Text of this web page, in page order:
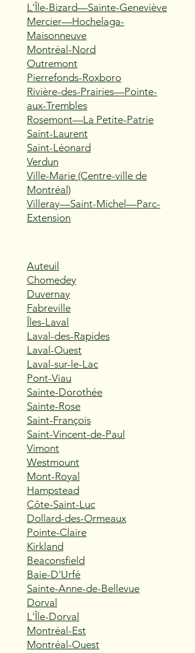
L'Île-Bizard—Sainte-Geneviève
Mercier—Hochelaga-
Maisonneuve
Montréal-Nord
Outremont
Pierrefonds-Roxboro
Rivière-des-Prairies—Pointe-
aux-Trembles
Rosemont—La Petite-Patrie
Saint-Laurent
Saint-Léonard
Verdun
Ville-Marie (Centre-ville de
Montréal)
Villeray—Saint-Michel—Parc-
Extension
Auteuil
Chomedey
Duvernay
Fabreville
Îles-Laval
Laval-des-Rapides
Laval-Ouest
Laval-sur-le-Lac
Pont-Viau
Sainte-Dorothée
Sainte-Rose
Saint-François
Saint-Vincent-de-Paul
Vimont
Westmount
Mont-Royal
Hampstead
Côte-Saint-Luc
Dollard-des-Ormeaux
Pointe-Claire
Kirkland
Beaconsfield
Baie-D'Urfé
Sainte-Anne-de-Bellevue
Dorval
L'Île-Dorval
Montréal-Est
Montréal-Ouest